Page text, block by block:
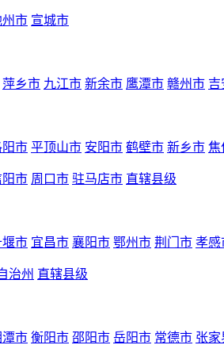
州市 宣城市
萍乡市 九江市 新余市 鹰潭市 赣州市 吉
阳市 平顶山市 安阳市 鹤壁市 新乡市 焦
阳市 周口市 驻马店市 直辖县级
堰市 宜昌市 襄阳市 鄂州市 荆门市 孝感
治州 直辖县级
潭市 衡阳市 邵阳市 岳阳市 常德市 张家